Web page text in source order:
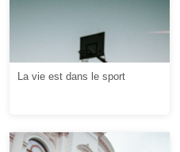
La vie est dans le sport